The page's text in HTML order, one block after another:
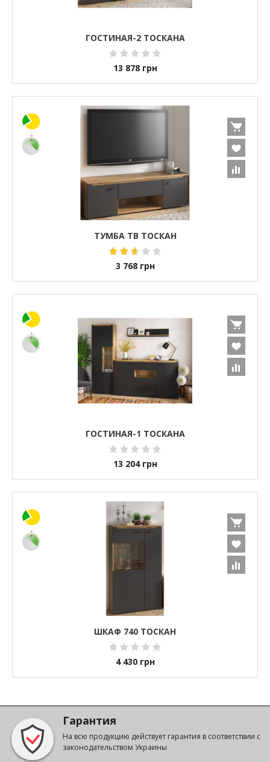
ГОСТИНАЯ-2 ТОСКАНА
13 878 грн
ТУМБА ТВ ТОСКАН
3 768 грн
ГОСТИНАЯ-1 ТОСКАНА
13 204 грн
ШКАФ 740 ТОСКАН
4 430 грн
Гарантия
На всю продукцию действует гарантия в соответствии с
законодательством Украины